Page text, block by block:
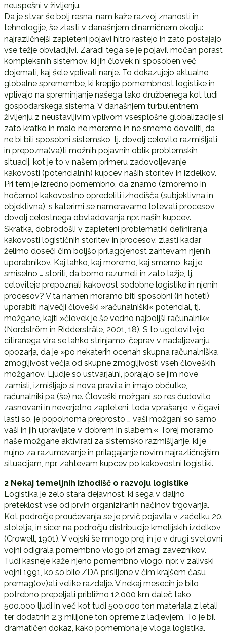
neuspešni v življenju.
Da je stvar še bolj resna, nam kaže razvoj znanosti in
tehnologije, še zlasti v današnjem dinamičnem okolju:
najrazličnejši zapleteni pojavi hitro rastejo in zato postajajo
vse težje obvladljivi. Zaradi tega se je pojavil močan porast
kompleksnih sistemov, ki jih človek ni sposoben več
dojemati, kaj šele vplivati nanje. To dokazujejo aktualne
globalne spremembe, ki krepijo pomembnost logistike in
vplivajo na spreminjanje našega tako družbenega kot tudi
gospodarskega sistema. V današnjem turbulentnem
življenju z neustavljivim vplivom vsesplošne globalizacije si
zato kratko in malo ne moremo in ne smemo dovoliti, da
ne bi bili sposobni sistemsko, tj. dovolj celovito razmišljati
in prepozna(va)ti možnih pojavnih oblik problemskih
situacij, kot je to v našem primeru zadovoljevanje
kakovosti (potencialnih) kupcev naših storitev in izdelkov.
Pri tem je izredno pomembno, da znamo (zmoremo in
hočemo) kakovostno opredeliti izhodišča (subjektivna in
objektivna), s katerimi se nameravamo lotevati procesov
dovolj celostnega obvladovanja npr. naših kupcev.
Skratka, dobrodošli v zapleteni problematiki definiranja
kakovosti logističnih storitev in procesov, zlasti kadar
želimo doseči čim boljšo prilagojenost zahtevam njenih
uporabnikov. Kaj lahko, kaj moremo, kaj smemo, kaj je
smiselno … storiti, da bomo razumeli in zato lažje, tj.
celoviteje prepoznali kakovost sodobne logistike in njenih
procesov? V ta namen moramo biti sposobni (in hoteti)
uporabiti največji človeški »računalniški« potencial, tj.
možgane, kajti »človek je še vedno najboljši računalnik«
(Nordström in Ridderstråle, 2001, 18). S to ugotovitvijo
citiranega vira se lahko strinjamo, čeprav v nadaljevanju
opozarja, da je »po nekaterih ocenah skupna računalniška
zmogljivost večja od skupne zmogljivosti vseh človeških
možganov. Ljudje so ustvarjalni, porajajo se jim nove
zamisli, izmišljajo si nova pravila in imajo občutke,
računalniki pa (še) ne. Človeški možgani so res čudovito
zasnovani in neverjetno zapleteni, toda vprašanje, v čigavi
lasti so, je popolnoma preprosto … vaši možgani so samo
vaši in jih upravljate v dobrem in slabem.« Torej moramo
naše možgane aktivirati za sistemsko razmišljanje, ki je
nujno za razumevanje in prilagajanje novim najrazličnejšim
situacijam, npr. zahtevam kupcev po kakovostni logistiki.
2 Nekaj temeljnih izhodišč o razvoju logistike
Logistika je zelo stara dejavnost, ki sega v daljno
preteklost vse od prvih organiziranih načinov trgovanja.
Kot področje proučevanja se je prvič pojavila v začetku 20.
stoletja, in sicer na področju distribucije kmetijskih izdelkov
(Crowell, 1901). V vojski še mnogo prej in je v drugi svetovni
vojni odigrala pomembno vlogo pri zmagi zaveznikov.
Tudi kasneje kaže njeno pomembno vlogo, npr. v zalivski
vojni 1991, ko so bile ZDA prisiljene v čim krajšem času
premag(ov)ati velike razdalje. V nekaj mesecih je bilo
potrebno prepeljati približno 12.000 km daleč tako
500.000 ljudi in več kot tudi 500.000 ton materiala z letali
ter dodatnih 2,3 milijone ton opreme z ladjevjem. To je bil
dramatičen dokaz, kako pomembna je vloga logistika.